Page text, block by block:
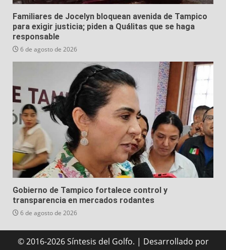
Familiares de Jocelyn bloquean avenida de Tampico
para exigir justicia; piden a Quálitas que se haga
responsable
6 de agosto de 2026
Gobierno de Tampico fortalece control y
transparencia en mercados rodantes
6 de agosto de 2026
© 2016-2026 Síntesis del Golfo. | Desarrollado por